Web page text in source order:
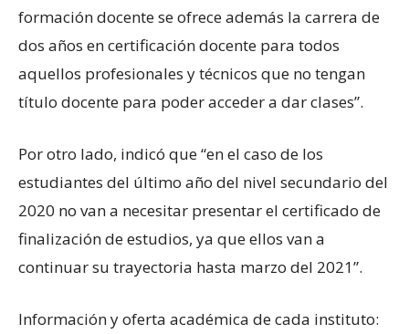
formación docente se ofrece además la carrera de
dos años en certificación docente para todos
aquellos profesionales y técnicos que no tengan
título docente para poder acceder a dar clases”.
Por otro lado, indicó que “en el caso de los
estudiantes del último año del nivel secundario del
2020 no van a necesitar presentar el certificado de
finalización de estudios, ya que ellos van a
continuar su trayectoria hasta marzo del 2021”.
Información y oferta académica de cada instituto: